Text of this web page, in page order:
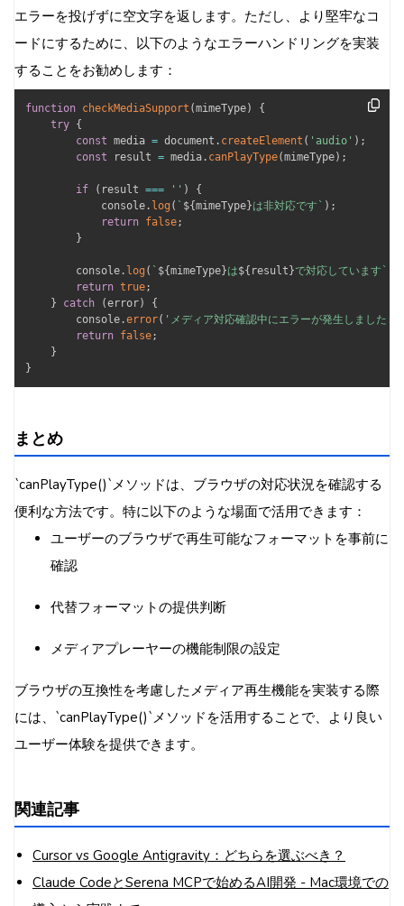
エラーを投げずに空文字を返します。ただし、より堅牢なコ
ードにするために、以下のようなエラーハンドリングを実装
することをお勧めします：
function checkMediaSupport (mimeType)
{
try {
const media = document . createElement ( 'audio' ) ;
const result = media . canPlayType(mimeType) ;
if ( result === '' )
{
            console
. log ( ` ${mimeType}は非対応です ` ) ;
return false;
}
        console
. log ( ` ${mimeType}は${ result }で対応しています `
return true;
}
catch (error)
{
        console
.error( 'メディア対応確認中にエラーが発生しました:'
return false;
}
}
まとめ
`canPlayType()`メソッドは、ブラウザの対応状況を確認する
便利な方法です。特に以下のような場面で活用できます：
ユーザーのブラウザで再生可能なフォーマットを事前に
確認
代替フォーマットの提供判断
メディアプレーヤーの機能制限の設定
ブラウザの互換性を考慮したメディア再生機能を実装する際
には、`canPlayType()`メソッドを活用することで、より良い
ユーザー体験を提供できます。
関連記事
Cursor vs Google Antigravity：どちらを選ぶべき？
Claude CodeとSerena MCPで始めるAI開発 - Mac環境での